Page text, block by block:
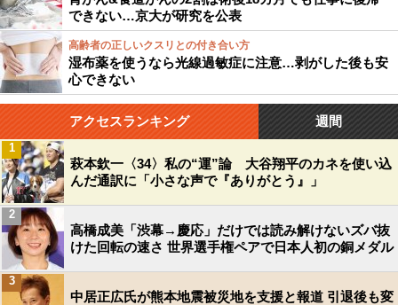
できない…京大が研究を公表
高齢者の正しいクスリとの付き合い方
湿布薬を使うなら光線過敏症に注意…剥がした後も安
心できない
アクセスランキング 週間
萩本欽一〈34〉私の“運”論 大谷翔平のカネを使い込
んだ通訳に「小さな声で『ありがとう』」
1
高橋成美「渋幕→慶応」だけでは読み解けないズバ抜
けた回転の速さ 世界選手権ペアで日本人初の銅メダル
2
中居正広氏が熊本地震被災地を支援と報道 引退後も変
3